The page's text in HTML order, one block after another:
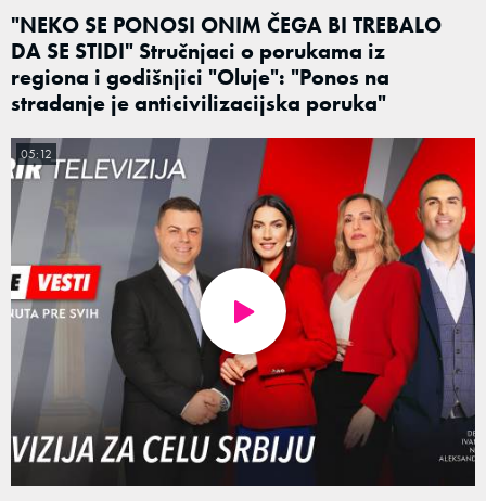
"NEKO SE PONOSI ONIM ČEGA BI TREBALO
DA SE STIDI" Stručnjaci o porukama iz
regiona i godišnjici "Oluje": "Ponos na
stradanje je anticivilizacijska poruka"
05:12